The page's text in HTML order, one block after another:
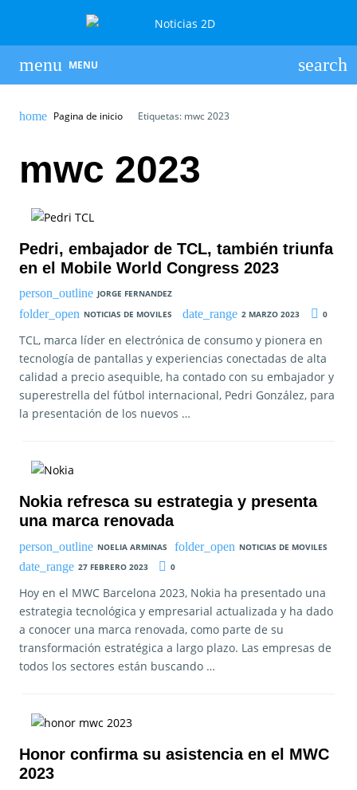
MENU
Pagina de inicio Etiquetas: mwc 2023
mwc 2023
Pedri, embajador de TCL, también triunfa
en el Mobile World Congress 2023
JORGE FERNANDEZ
NOTICIAS DE MOVILES
2 MARZO 2023 0
TCL, marca líder en electrónica de consumo y pionera en
tecnología de pantallas y experiencias conectadas de alta
calidad a precio asequible, ha contado con su embajador y
superestrella del fútbol internacional, Pedri González, para
la presentación de los nuevos …
Nokia refresca su estrategia y presenta
una marca renovada
NOELIA ARMINAS
NOTICIAS DE MOVILES
27 FEBRERO 2023
0
Hoy en el MWC Barcelona 2023, Nokia ha presentado una
estrategia tecnológica y empresarial actualizada y ha dado
a conocer una marca renovada, como parte de su
transformación estratégica a largo plazo. Las empresas de
todos los sectores están buscando …
Honor confirma su asistencia en el MWC
2023